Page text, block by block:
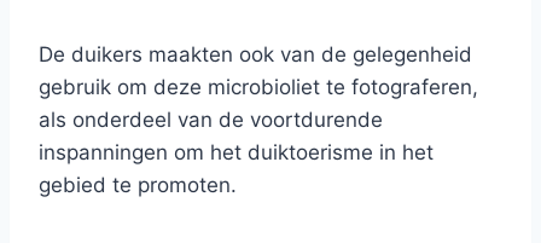
De duikers maakten ook van de gelegenheid
gebruik om deze microbioliet te fotograferen,
als onderdeel van de voortdurende
inspanningen om het duiktoerisme in het
gebied te promoten.